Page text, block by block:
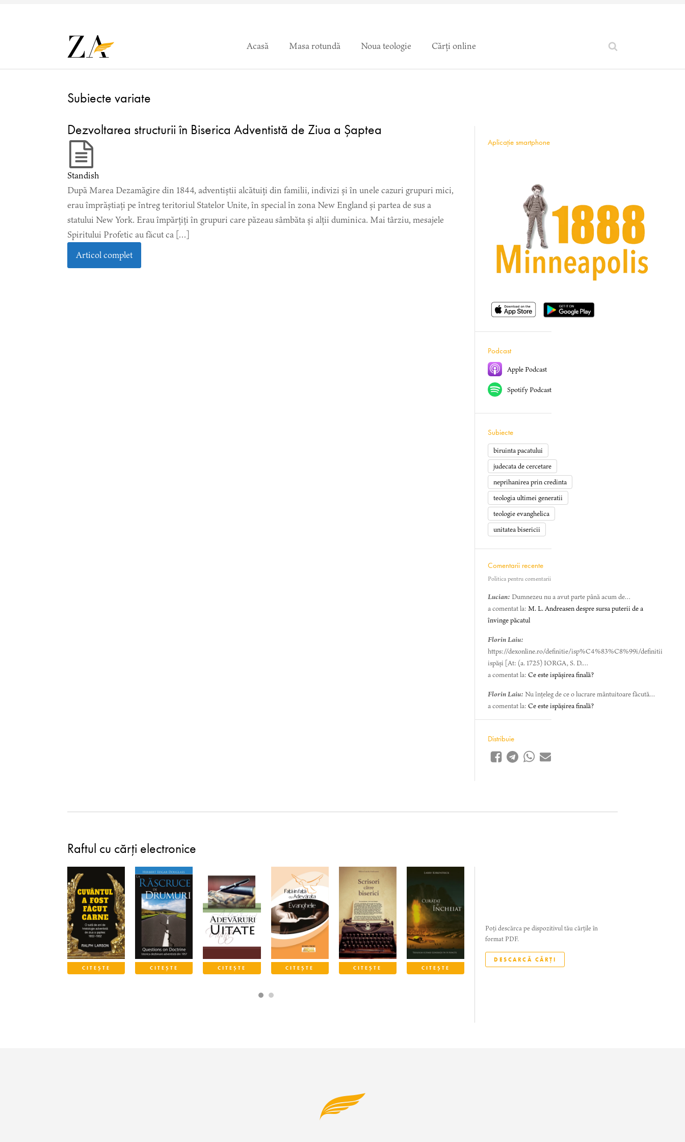
Acasă Masa rotundă Noua teologie Cărți online
Subiecte variate
Dezvoltarea structurii în Biserica Adventistă de Ziua a Șaptea
Standish
După Marea Dezamăgire din 1844, adventiștii alcătuiți din familii, indivizi și în unele cazuri grupuri mici,
erau împrăștiați pe întreg teritoriul Statelor Unite, în special în zona New England și partea de sus a
statului New York. Erau împărțiți în grupuri care păzeau sâmbăta și alții duminica. Mai târziu, mesajele
Spiritului Profetic au făcut ca […]
Articol complet
Aplicație smartphone
Podcast
Apple Podcast
Spotify Podcast
Subiecte
biruinta pacatului
judecata de cercetare
neprihanirea prin credinta
teologia ultimei generatii
teologie evanghelica
unitatea bisericii
Comentarii recente
Politica pentru comentarii
Lucian: Dumnezeu nu a avut parte până acum de…
a comentat la:M. L. Andreasen despre sursa puterii de a
învinge păcatul
Florin Laiu:
https://dexonline.ro/definitie/isp%C4%83%C8%99i/definitii
ispăși [At: (a. 1725) IORGA, S. D.…
a comentat la:Ce este ispășirea finală?
Florin Laiu:Nu înțeleg de ce o lucrare mântuitoare făcută…
a comentat la:Ce este ispășirea finală?
Distribuie
Raftul cu cărți electronice
CITEȘTE CITEȘTE CITEȘTE CITEȘTE CITEȘTE CITEȘTE CITEȘTE CITEȘTE
Poți descărca pe dispozitivul tău cărțile în
format PDF.
DESCARCĂ CĂRȚI